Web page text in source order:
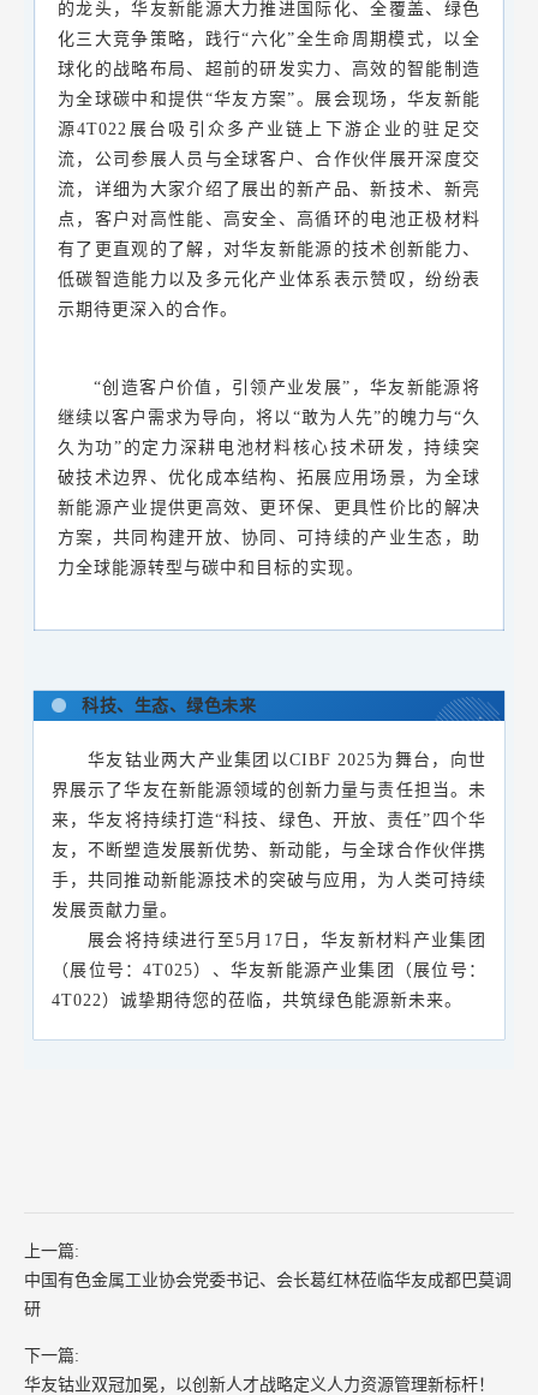
的龙头，华友新能源大力推进国际化、全覆盖、绿色
化三大竞争策略，践行“六化”全生命周期模式，以全
球化的战略布局、超前的研发实力、高效的智能制造
为全球碳中和提供“华友方案”。 展会现场，华友新能
源4T022展台吸引众多产业链上下游企业的驻足交
流，公司参展人员与全球客户、合作伙伴展开深度交
流，详细为大家介绍了展出的新产品、新技术、新亮
点，客户对高性能、高安全、高循环的电池正极材料
有了更直观的了解，对华友新能源的技术创新能力、
低碳智造能力以及多元化产业体系表示赞叹，纷纷表
示期待更深入的合作。
“创造客户价值，引领产业发展”，华友新能源将
继续以客户需求为导向，将以“敢为人先”的魄力与“久
久为功”的定力深耕电池材料核心技术研发，持续突
破技术边界、优化成本结构、拓展应用场景，为全球
新能源产业提供更高效、更环保、更具性价比的解决
方案，共同构建开放、协同、可持续的产业生态，助
力全球能源转型与碳中和目标的实现。
科技、生态、绿色未来
华友钴业两大产业集团以CIBF 2025为舞台，向世
界展示了华友在新能源领域的创新力量与责任担当。未
来，华友将持续打造“科技、绿色、开放、责任”四个华
友，不断塑造发展新优势、新动能，与全球合作伙伴携
手，共同推动新能源技术的突破与应用，为人类可持续
发展贡献力量。
展会将持续进行至5月17日，华友新材料产业集团
（展位号：4T025）、华友新能源产业集团（展位号：
4T022）诚挚期待您的莅临，共筑绿色能源新未来。
上一篇:
中国有色金属工业协会党委书记、会长葛红林莅临华友成都巴莫调
研
下一篇:
华友钴业双冠加冕，以创新人才战略定义人力资源管理新标杆！